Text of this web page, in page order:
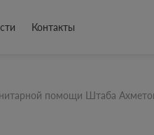
Контакты
помощи Штаба